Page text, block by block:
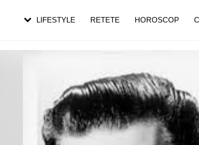
LIFESTYLE RETETE HOROSCOP
în vârstă
de dureroasă este